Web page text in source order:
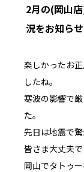
2月の(岡山
況をお知らせ
楽しかったお
したね。
寒波の影響で
た。
先日は地震で
皆さま大丈夫で
岡山でタトゥ